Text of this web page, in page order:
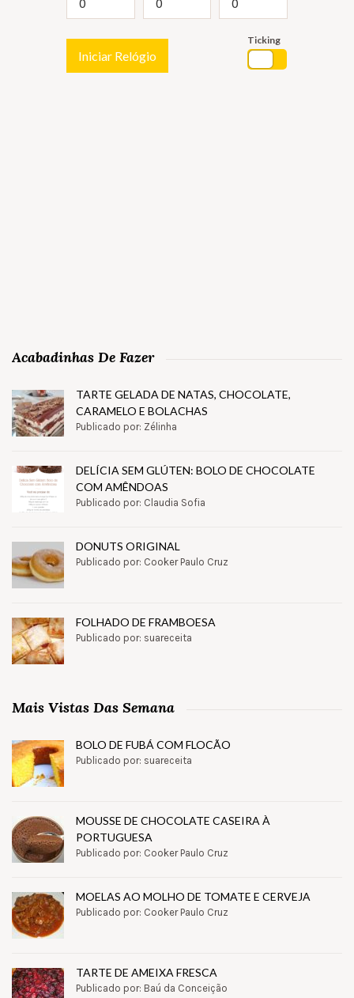
Iniciar Relógio
Ticking
Acabadinhas De Fazer
TARTE GELADA DE NATAS, CHOCOLATE,
CARAMELO E BOLACHAS
Publicado por: Zélinha
DELÍCIA SEM GLÚTEN: BOLO DE CHOCOLATE
COM AMÊNDOAS
Publicado por: Claudia Sofia
DONUTS ORIGINAL
Publicado por: Cooker Paulo Cruz
FOLHADO DE FRAMBOESA
Publicado por: suareceita
Mais Vistas Das Semana
BOLO DE FUBÁ COM FLOCÃO
Publicado por: suareceita
MOUSSE DE CHOCOLATE CASEIRA À
PORTUGUESA
Publicado por: Cooker Paulo Cruz
MOELAS AO MOLHO DE TOMATE E CERVEJA
Publicado por: Cooker Paulo Cruz
TARTE DE AMEIXA FRESCA
Publicado por: Baú da Conceição